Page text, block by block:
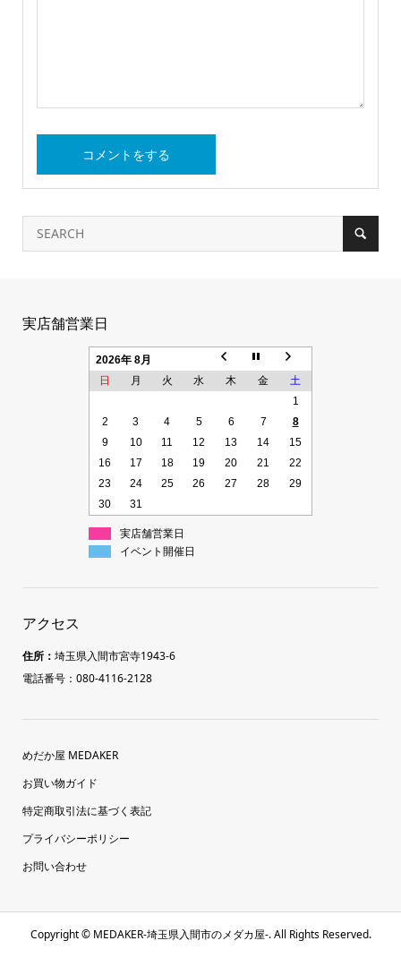
実店舗営業日
2026年 8月
日
月 火 水 木 金
土
1
2
3 4 5 6 7
8
9
10 11 12 13 14
15
16
17 18 19 20 21
22
23
24 25 26 27 28
29
30
31
実店舗営業日
イベント開催日
アクセス
住所： 埼玉県入間市宮寺1943-6
電話番号：080-4116-2128
めだか屋 MEDAKER
お買い物ガイド
特定商取引法に基づく表記
プライバシーポリシー
お問い合わせ
Copyright ©MEDAKER-埼玉県入間市のメダカ屋-. All Rights Reserved.